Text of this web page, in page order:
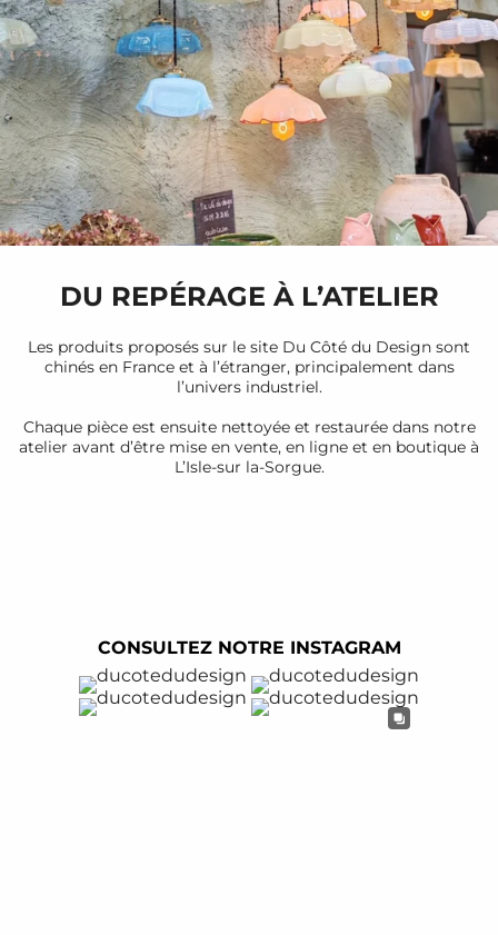
DU REPÉRAGE À L’ATELIER
Les produits proposés sur le site Du Côté du Design sont
chinés en France et à l’étranger, principalement dans
l’univers industriel.
Chaque pièce est ensuite nettoyée et restaurée dans notre
atelier avant d’être mise en vente, en ligne et en boutique à
L’Isle-sur la-Sorgue.
CONSULTEZ NOTRE INSTAGRAM